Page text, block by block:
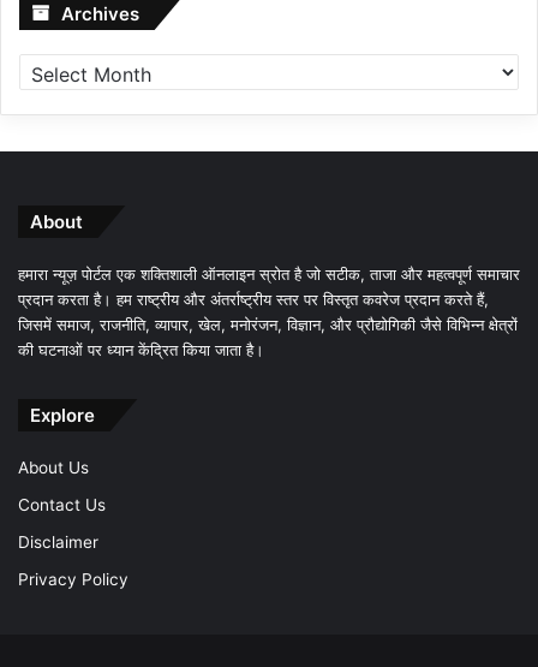
Archives Archives
About
हमारा न्यूज़ पोर्टल एक शक्तिशाली ऑनलाइन स्रोत है जो सटीक, ताजा और महत्वपूर्ण समाचार
प्रदान करता है। हम राष्ट्रीय और अंतर्राष्ट्रीय स्तर पर विस्तृत कवरेज प्रदान करते हैं,
जिसमें समाज, राजनीति, व्यापार, खेल, मनोरंजन, विज्ञान, और प्रौद्योगिकी जैसे विभिन्न क्षेत्रों
की घटनाओं पर ध्यान केंद्रित किया जाता है।
Explore
About Us
Contact Us
Disclaimer
Privacy Policy